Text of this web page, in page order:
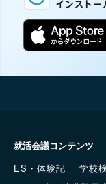
就活会議コンテンツ
ES・体験記
学校